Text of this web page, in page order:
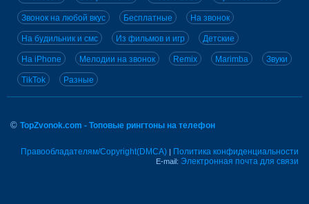
Звонок на любой вкус Бесплатные На звонок
На будильник и смс Из фильмов и игр Детские
На iPhone Мелодии на звонок Remix Marimba Звуки
TikTok Разные
© TopZvonok.com - Топовые рингтоны на телефон
Правообладателям/Copyright(DMCA) | Политика конфиденциальности
E-mail: Электронная почта для связи